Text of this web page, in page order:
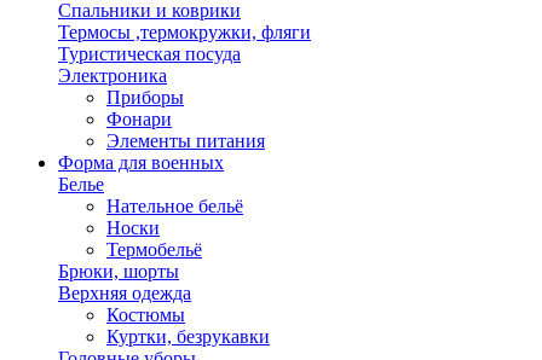
Спальники и коврики
Термосы ,термокружки, фляги
Туристическая посуда
Электроника
Приборы
Фонари
Элементы питания
Форма для военных
Белье
Нательное бельё
Носки
Термобельё
Брюки, шорты
Верхняя одежда
Костюмы
Куртки, безрукавки